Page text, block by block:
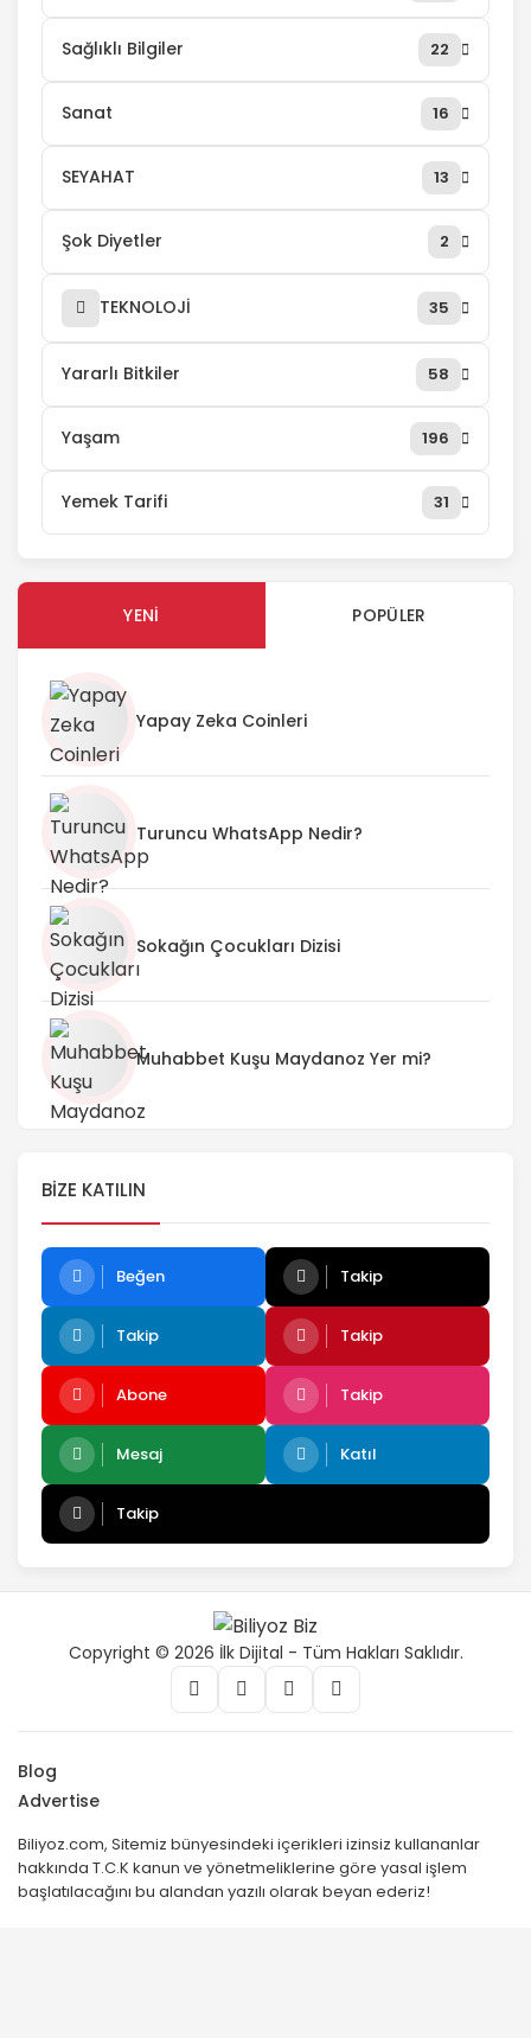
Sağlıklı Bilgiler 22
Sanat 16
SEYAHAT 13
Şok Diyetler 2
TEKNOLOJİ 35
Yararlı Bitkiler 58
Yaşam 196
Yemek Tarifi 31
YENI POPÜLER
Yapay Zeka Coinleri
Turuncu WhatsApp Nedir?
Sokağın Çocukları Dizisi
Muhabbet Kuşu Maydanoz Yer mi?
BIZE KATILIN
Beğen Takip
Takip Takip
Abone Takip
Mesaj Katıl
Takip
Copyright © 2026 İlk Dijital - Tüm Hakları Saklıdır.
Blog
Advertise
Biliyoz.com, Sitemiz bünyesindeki içerikleri izinsiz kullananlar
hakkında T.C.K kanun ve yönetmeliklerine göre yasal işlem
başlatılacağını bu alandan yazılı olarak beyan ederiz!